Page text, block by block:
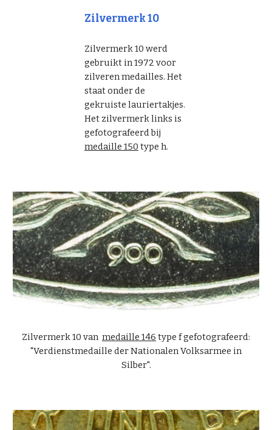
Zilvermerk 10
Zilvermerk 10 werd
gebruikt in 1972 voor
zilveren medailles. Het
staat onder de
gekruiste lauriertakjes.
Het zilvermerk links is
gefotografeerd bij
medaille 150 type h.
Zilvermerk 10 van medaille 146 type f gefotografeerd:
"Verdienstmedaille der Nationalen Volksarmee in
Silber".